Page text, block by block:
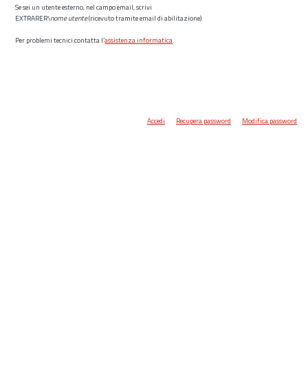
Se sei un utente esterno, nel campo email, scrivi
EXTRARER\nome utente(ricevuto tramite email di abilitazione)
Per problemi tecnici contatta l’assistenza informatica.
Accedi Recupera password Modifica password